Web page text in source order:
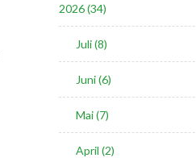
2026 (34)
Juli (8)
Juni (6)
Mai (7)
April (2)